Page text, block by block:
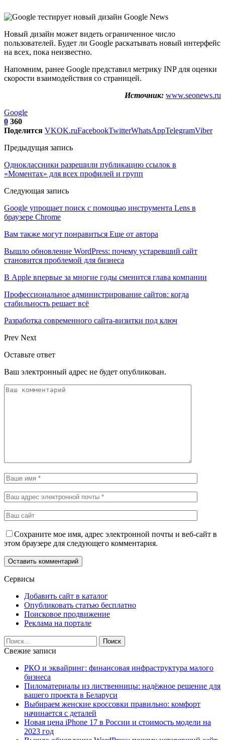
Новый дизайн может видеть ограниченное число
пользователей. Будет ли Google раскатывать новый интерфейс
на всех, пока неизвестно.
Напомним, ранее Google представил метрику INP для оценки
скорости взаимодействия со страницей.
Источник: www.seonews.ru
Google
0 360
Поделится VKOK.ruFacebookTwitterWhatsAppTelegramViber
Предыдущая запись
Одноклассники разрешили публикацию ссылок в
«Моментах» для всех профилей и групп
Следующая запись
Google упрощает поиск c помощью инструмента Lens в
браузере Chrome
Вам также могут понравиться Еще от автора
Вышло обновление WordPress: почему устаревший сайт
становится проблемой для бизнеса
В Apple впервые за многие годы сменится глава компании
Профессиональное администрирование сайтов: когда
стабильность решает всё
Разработка современного сайта-визитки под ключ
Prev Next
Оставьте ответ
Ваш электронный адрес не будет опубликован.
Сохраните мое имя, адрес электронной почты и веб-сайт в
этом браузере для следующего комментария.
Сервисы
Добавить сайт в каталог
Опубликовать статью бесплатно
Поисковое продвижение
Реклама на портале
Свежие записи
РКО и эквайринг: финансовая инфраструктура малого
бизнеса
Пиломатериалы из лиственницы: надёжное решение для
вашего проекта в Беларуси
Выбираем женские кроссовки правильно: комфорт
начинается с деталей
Новая цена iPhone 17 в России и стоимость модели на
2023 год